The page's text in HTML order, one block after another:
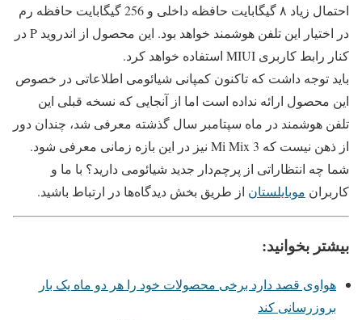
احتمال زیاد ۸ گیگابایت حافظه داخلی و 256 گیگابایت حافظه رم
در اختیار این تلفن هوشمند خواهد بود. این محصول از اندروید P در
کنار رابط کاربری MIUI استفاده خواهد کرد.
باید توجه داشت که تاکنون کمپانی شیائومی اطلاعاتی در خصوص
این محصول ارائه نداده است اما از آنجایی که نسخه قبلی این
تلفن هوشمند در ماه سپتامبر سال گذشته معرفی شد، چندان دور
از ذهن نیست که Mi Mix 3 نیز در این بازه زمانی معرفی شود.
شما چه انتظاراتی از پرچم‌دار جدید شیائومی دارید؟ با ما و
کاربران موبایلستان از طریق بخش دیدگاه‌ها در ارتباط باشید.
بیشتر بخوانید:
هواوی قصد دارد برخی محصولات خود را هر دو ماه یک بار
بروزرسانی کند